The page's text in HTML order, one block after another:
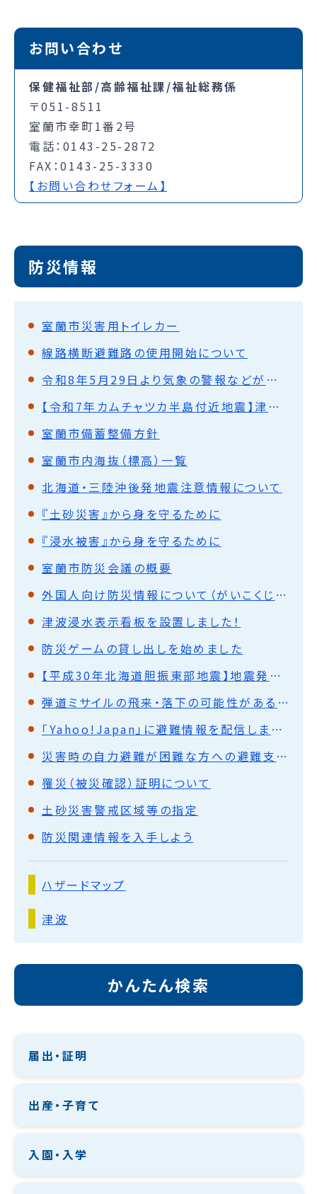
お問い合わせ
保健福祉部/高齢福祉課/福祉総務係
〒051-8511
室蘭市幸町1番2号
電話：0143-25-2872
FAX：0143-25-3330
【お問い合わせフォーム】
防災情報
室蘭市災害用トイレカー
線路横断避難路の使用開始について
令和8年5月29日より気象の警報などが大きく変わります
【令和7年カムチャツカ半島付近地震】津波警報発表時の行動アンケート調査について
室蘭市備蓄整備方針
室蘭市内海抜（標高）一覧
北海道・三陸沖後発地震注意情報について
『土砂災害』から身を守るために
『浸水被害』から身を守るために
室蘭市防災会議の概要
外国人向け防災情報について（がいこくじんむけぼうさいじょうほうについて）Disaster information to foreign nationals
津波浸水表示看板を設置しました！
防災ゲームの貸し出しを始めました
【平成30年北海道胆振東部地震】地震発生時の行動アンケート結果報告
弾道ミサイルの飛来・落下の可能性がある場合にとるべき行動について
「Yahoo!Japan」に避難情報を配信します。
災害時の自力避難が困難な方への避難支援の取り組み「室蘭市避難行動要支援者プラン」について
罹災（被災確認）証明について
土砂災害警戒区域等の指定
防災関連情報を入手しよう
ハザードマップ
津波
かんたん検索
届出・証明
出産・子育て
入園・入学